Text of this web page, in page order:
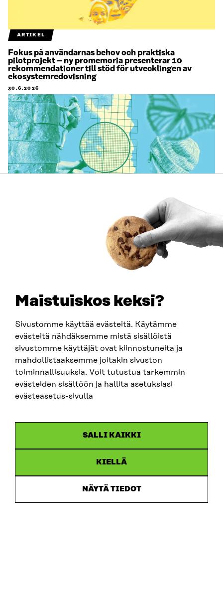
Maistuiskos keksi?
Sivustomme käyttää evästeitä. Käytämme
evästeitä nähdäksemme mistä sisällöistä
sivustomme käyttäjät ovat kiinnostuneita ja
mahdollistaaksemme joitakin sivuston
toiminnallisuuksia. Voit tutustua tarkemmin
evästeiden sisältöön ja hallita asetuksiasi
evästeasetus-sivulla
SALLI KAIKKI
KIELLÄ
NÄYTÄ TIEDOT
ARTIKEL
Fokus på användarnas behov och praktiska
pilotprojekt – ny promemoria presenterar 10
rekommendationer till stöd för utvecklingen av
ekosystemredovisning
30.6.2026
Företagens naturarbete blir tydligare – så här kan
biologisk mångfald beaktas i affärsverksamheten
ARTIKEL
Miljöpolitikexperten Kimmo Tiilikainen stärker